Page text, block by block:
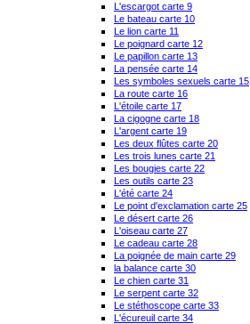
L'escargot carte 9
Le bateau carte 10
Le lion carte 11
Le poignard carte 12
Le papillon carte 13
La pensée carte 14
Les symboles sexuels carte 15
La route carte 16
L'étoile carte 17
La cigogne carte 18
L'argent carte 19
Les deux flûtes carte 20
Les trois lunes carte 21
Les bougies carte 22
Les outils carte 23
L'été carte 24
Le point d'exclamation carte 25
Le désert carte 26
L'oiseau carte 27
Le cadeau carte 28
La poignée de main carte 29
la balance carte 30
Le chien carte 31
Le serpent carte 32
Le stéthoscope carte 33
L'écureuil carte 34